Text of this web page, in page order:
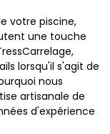
votre piscine,
une touche
lorsqu'il s'agit de
nous
artisanale de
d'expérience